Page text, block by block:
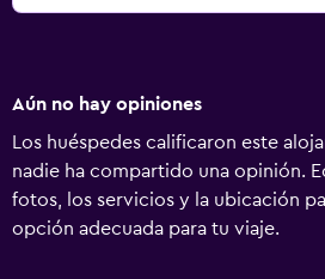
Aún no hay opiniones
Los huéspedes calificaron este
nadie ha compartido una opinión.
fotos, los servicios y la ubicación
opción adecuada para tu viaje.